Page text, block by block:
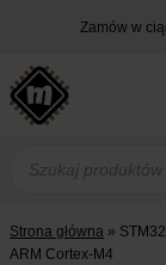
treści
Zamów w
produktów
Strona główna »
ARM Cortex-M4